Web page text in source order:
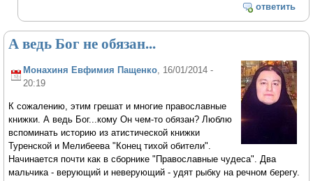
ответить
А ведь Бог не обязан...
Монахиня Евфимия Пащенко, 16/01/2014 -
20:19
К сожалению, этим грешат и многие православные
книжки. А ведь Бог...кому Он чем-то обязан? Люблю
вспоминать историю из атистической книжки
Туренской и Мелибеева "Конец тихой обители".
Начинается почти как в сборнике "Православные чудеса". Два
мальчика - верующий и неверующий - удят рыбку на речном берегу.